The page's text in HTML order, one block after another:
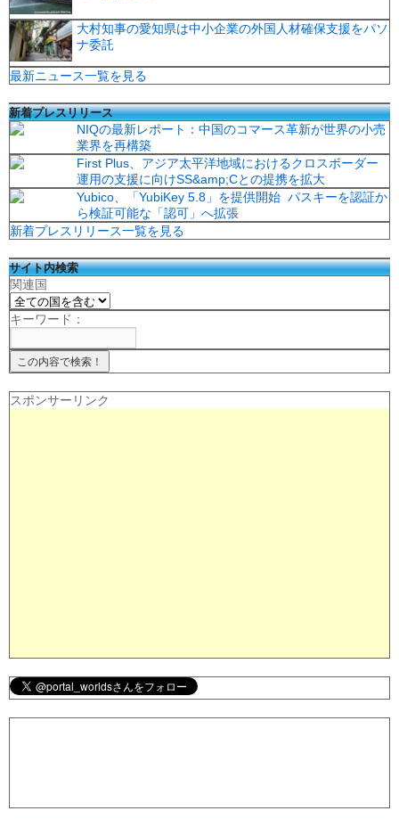
大村知事の愛知県は中小企業の外国人材確保支援をパソ
ナ委託
最新ニュース一覧を見る
新着プレスリリース
NIQの最新レポート：中国のコマース革新が世界の小売
業界を再構築
First Plus、アジア太平洋地域におけるクロスボーダー
運用の支援に向けSS&amp;Cとの提携を拡大
Yubico、「YubiKey 5.8」を提供開始 パスキーを認証か
ら検証可能な「認可」へ拡張
新着プレスリリース一覧を見る
サイト内検索
関連国
キーワード：
スポンサーリンク